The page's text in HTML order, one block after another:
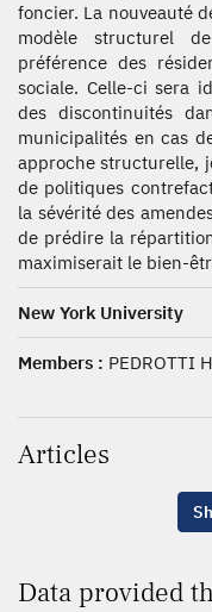
foncier. La nouveauté
modèle structurel
préférence des
sociale. Celle-ci sera
des discontinuités
municipalités en cas
approche structurelle,
de politiques
la sévérité des
de prédire la
maximiserait le bien-
New York University
Members : PEDROTTI
Articles
Data provided